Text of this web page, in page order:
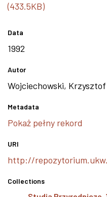
(433.5KB)
Data
1992
Autor
Wojciechowski, Krzysztof
Metadata
Pokaż pełny rekord
URI
http://
Collections